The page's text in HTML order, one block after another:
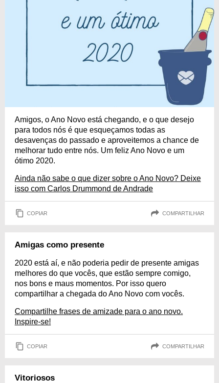
Amigos, o Ano Novo está chegando, e o que desejo
para todos nós é que esqueçamos todas as
desavenças do passado e aproveitemos a chance de
melhorar tudo entre nós. Um feliz Ano Novo e um
ótimo 2020.
Ainda não sabe o que dizer sobre o Ano Novo? Deixe
isso com Carlos Drummond de Andrade
COPIAR COMPARTILHAR
Amigas como presente
2020 está aí, e não poderia pedir de presente amigas
melhores do que vocês, que estão sempre comigo,
nos bons e maus momentos. Por isso quero
compartilhar a chegada do Ano Novo com vocês.
Compartilhe frases de amizade para o ano novo.
Inspire-se!
COPIAR COMPARTILHAR
Vitoriosos